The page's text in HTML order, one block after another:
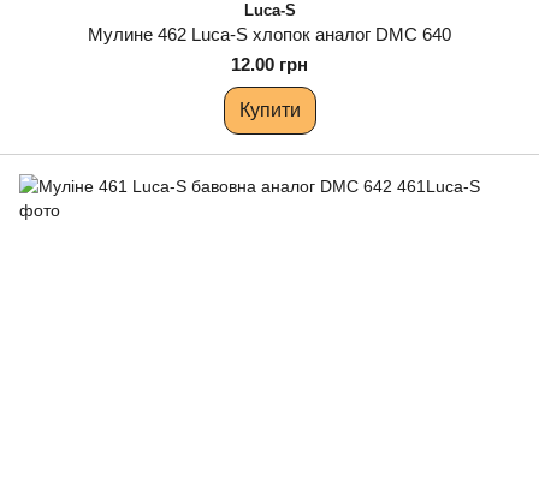
Luca-S
Мулине 462 Luca-S хлопок аналог DMC 640
12.00 грн
Купити